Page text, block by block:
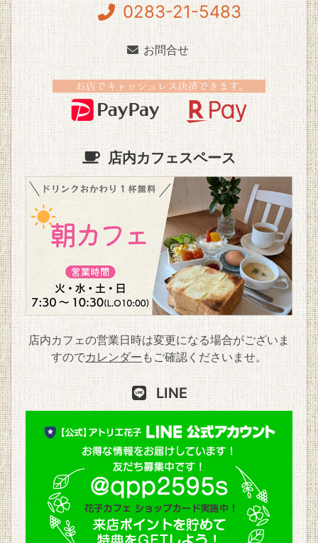
0283-21-5483
お問合せ
店内カフェスペース
店内カフェの営業日時は変更になる場合がございま
すのでカレンダー もご確認くださいませ。
LINE